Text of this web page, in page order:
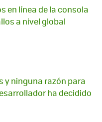
en línea de la consola
a nivel global
y ninguna razón para
ha decidido